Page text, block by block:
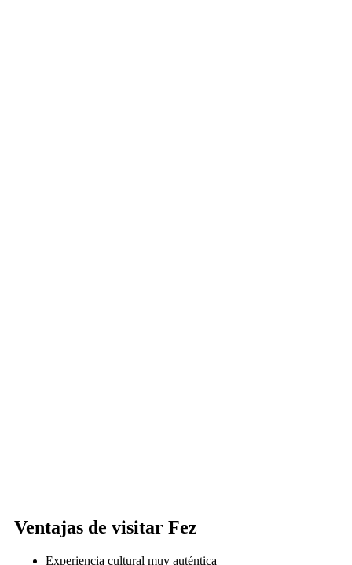
Ventajas de visitar Fez
Experiencia cultural muy auténtica